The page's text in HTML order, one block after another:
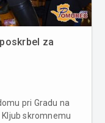
za
pri Gradu na
skromnemu